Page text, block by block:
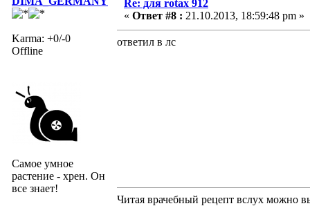
Karma: +0/-0
Offline
Самое умное
растение - хрен. Он
все знает!
Re: для rotax 912
« Ответ #8 : 21.10.2013, 18:59:48 pm »
ответил в лс
Читая врачебный рецепт вслух можно